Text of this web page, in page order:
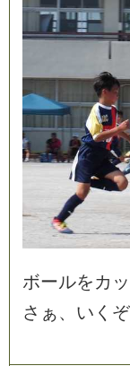
ボールをカ ッ
さ ぁ、 い く ぞ